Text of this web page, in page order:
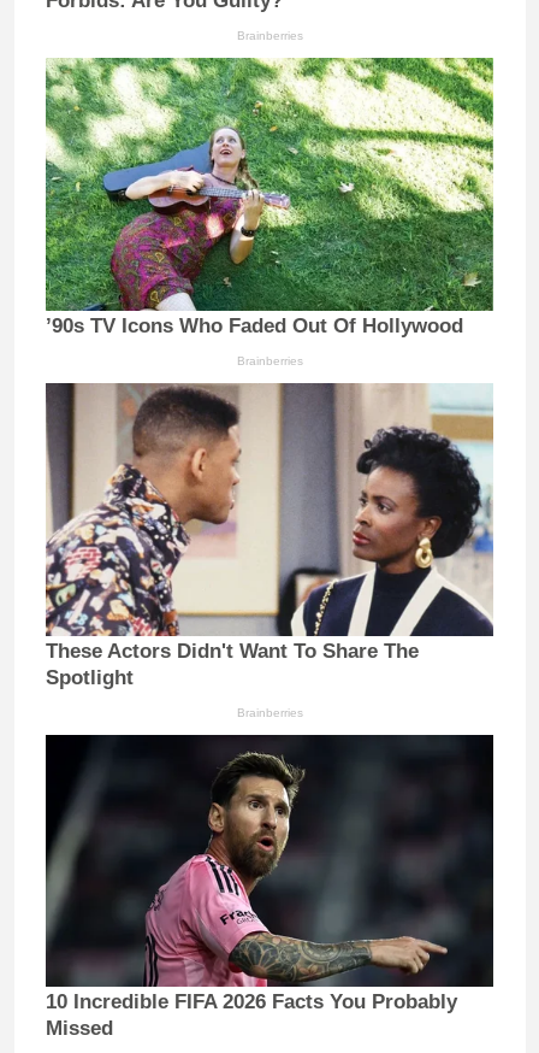
Brainberries
’90s TV Icons Who Faded Out Of Hollywood
Brainberries
These Actors Didn't Want To Share The
Spotlight
Brainberries
10 Incredible FIFA 2026 Facts You Probably
Missed